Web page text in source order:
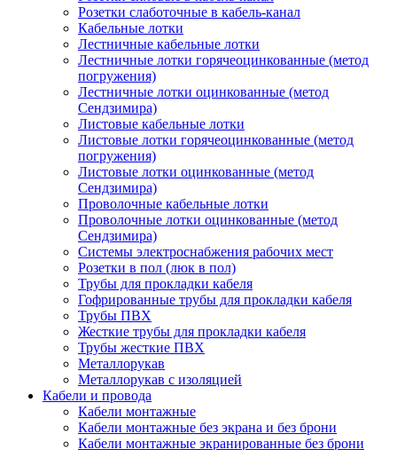
Розетки слаботочные в кабель-канал
Кабельные лотки
Лестничные кабельные лотки
Лестничные лотки горячеоцинкованные (метод
погружения)
Лестничные лотки оцинкованные (метод
Сендзимира)
Листовые кабельные лотки
Листовые лотки горячеоцинкованные (метод
погружения)
Листовые лотки оцинкованные (метод
Сендзимира)
Проволочные кабельные лотки
Проволочные лотки оцинкованные (метод
Сендзимира)
Системы электроснабжения рабочих мест
Розетки в пол (люк в пол)
Трубы для прокладки кабеля
Гофрированные трубы для прокладки кабеля
Трубы ПВХ
Жесткие трубы для прокладки кабеля
Трубы жесткие ПВХ
Металлорукав
Металлорукав с изоляцией
Кабели и провода
Кабели монтажные
Кабели монтажные без экрана и без брони
Кабели монтажные экранированные без брони